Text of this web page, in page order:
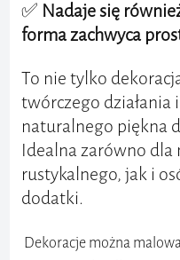
✅ Nadaje się
forma zachwyca
To nie tylko
twórczego działania
naturalnego piękna
Idealna zarówno dla
rustykalnego, jak i
dodatki.
Dekoracje można